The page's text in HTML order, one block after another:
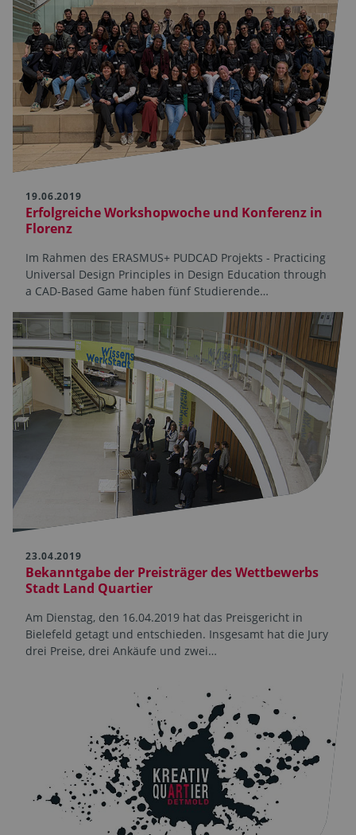
19.06.2019
Erfolgreiche Workshopwoche und Konferenz in
Florenz
Im Rahmen des ERASMUS+ PUDCAD Projekts - Practicing
Universal Design Principles in Design Education through
a CAD-Based Game haben fünf Studierende…
23.04.2019
Bekanntgabe der Preisträger des Wettbewerbs
Stadt Land Quartier
Am Dienstag, den 16.04.2019 hat das Preisgericht in
Bielefeld getagt und entschieden. Insgesamt hat die Jury
drei Preise, drei Ankäufe und zwei…